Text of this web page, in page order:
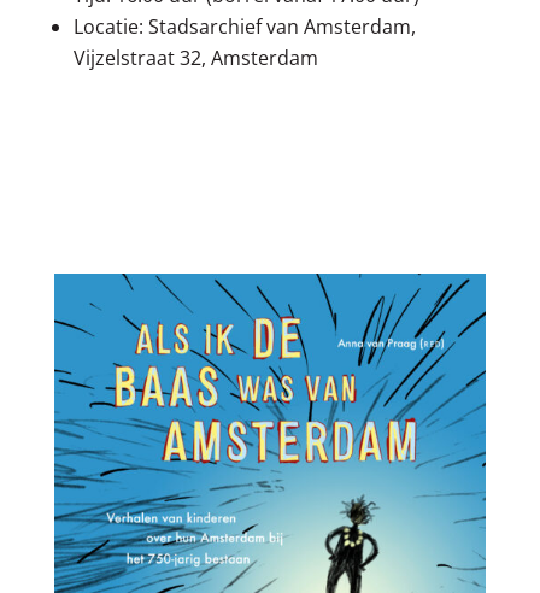
Locatie: Stadsarchief van Amsterdam,
Vijzelstraat 32, Amsterdam